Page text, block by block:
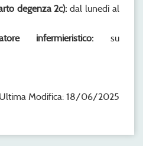
degenza 2c): dal lunedì al
infermieristico: su
Ultima Modifica: 18/06/2025